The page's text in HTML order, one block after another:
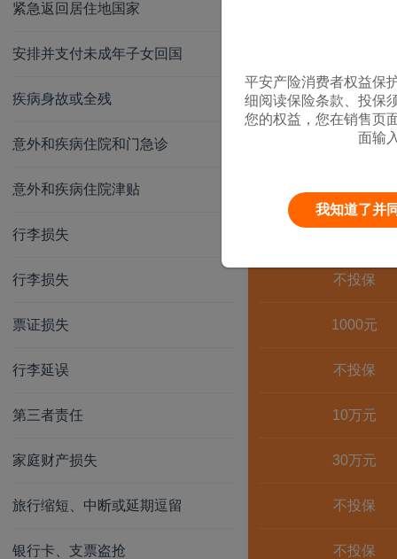
紧急返回居住地国家
安排并支付未成年子女回国
疾病身故或全残
意外和疾病住院和门急诊
意外和疾病住院津贴
行李损失
行李损失
票证损失
行李延误
第三者责任
家庭财产损失
旅行缩短、中断或延期逗留
银行卡、支票盗抢
5万元
5万元
2700元
不投保
1000元
不投保
10万元
30万元
不投保
不投保
平安产险消费者权益保
细阅读保险条款、投保
您的权益，您在销售页
面输
我知道了并